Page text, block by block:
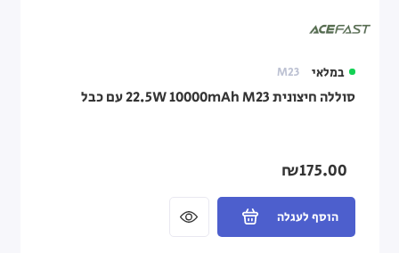
במלאי M23
סוללה חיצונית M23 ‏10000mAh ‏22.5W עם כבל
₪175.00
הוסף לעגלה